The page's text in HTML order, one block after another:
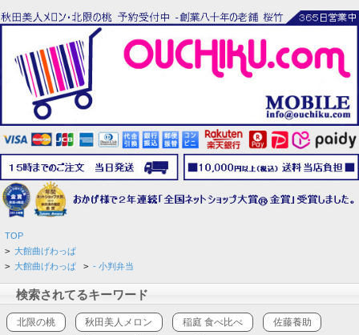
TOP
> 大館曲げわっぱ
> 大館曲げわっぱ > - 小判弁当
検索されてるキーワード
北限の桃 秋田美人メロン 稲庭 食べ比べ 佐藤養助